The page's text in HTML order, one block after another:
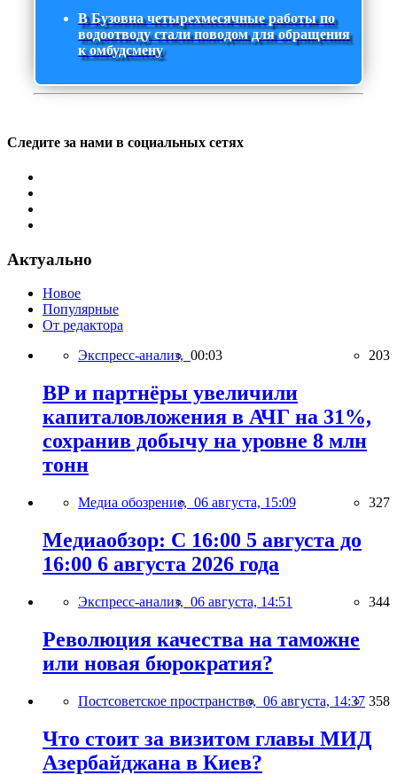
В Бузовна четырехмесячные работы по
водоотводу стали поводом для обращения
к омбудсмену
Следите за нами в социальных сетях
Актуально
Новое
Популярные
От редактора
Экспресс-анализ, 00:03 203
BP и партнёры увеличили
капиталовложения в АЧГ на 31%,
сохранив добычу на уровне 8 млн
тонн
Медиа обозрение, 06 августа, 15:09 327
Медиаобзор: С 16:00 5 августа до
16:00 6 августа 2026 года
Экспресс-анализ, 06 августа, 14:51 344
Революция качества на таможне
или новая бюрократия?
Постсоветское пространство, 06 августа, 14:37 358
Что стоит за визитом главы МИД
Азербайджана в Киев?